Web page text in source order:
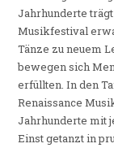
Jahrhunderte
Musikfestival
Tänze zu neuem
bewegen sich
erfüllten. In den
Renaissance
Jahrhunderte mit
Einst getanzt in